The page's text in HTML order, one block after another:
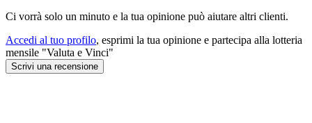
Ci vorrà solo un minuto e la tua opinione può aiutare altri clienti.
Accedi al tuo profilo, esprimi la tua opinione e partecipa alla lotteria
mensile "Valuta e Vinci"
Scrivi una recensione